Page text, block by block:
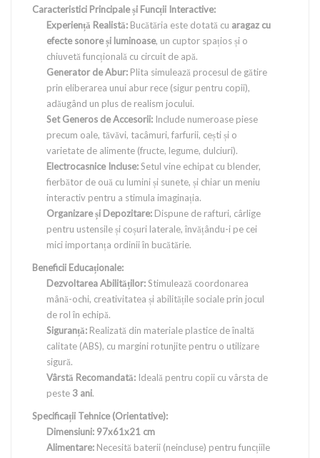
Caracteristici Principale și Funcții Interactive:
Experiență Realistă: Bucătăria este dotată cu aragaz cu
efecte sonore și luminoase, un cuptor spațios și o
chiuvetă funcțională cu circuit de apă.
Generator de Abur: Plita simulează procesul de gătire
prin eliberarea unui abur rece (sigur pentru copii),
adăugând un plus de realism jocului.
Set Generos de Accesorii: Include numeroase piese
precum oale, tăvăvi, tacâmuri, farfurii, cești și o
varietate de alimente (fructe, legume, dulciuri).
Electrocasnice Incluse:Setul vine echipat cu blender,
fierbător de ouă cu lumini și sunete, și chiar un meniu
interactiv pentru a stimula imaginația.
Organizare și Depozitare: Dispune de rafturi, cârlige
pentru ustensile și coșuri laterale, învățându-i pe cei
mici importanța ordinii în bucătărie.
Beneficii Educaționale:
Dezvoltarea Abilităților:Stimulează coordonarea
mână-ochi, creativitatea și abilitățile sociale prin jocul
de rol în echipă.
Siguranță: Realizată din materiale plastice de înaltă
calitate (ABS), cu margini rotunjite pentru o utilizare
sigură.
Vârstă Recomandată: Ideală pentru copii cu vârsta de
peste 3 ani.
Specificații Tehnice (Orientative):
Dimensiuni: 97x61x21 cm
Alimentare: Necesită baterii (neincluse) pentru funcțiile